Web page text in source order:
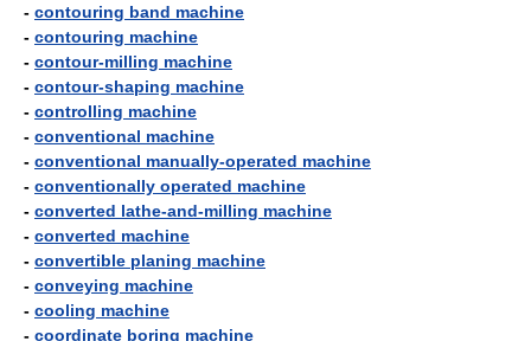
- contouring band machine
- contouring machine
- contour-milling machine
- contour-shaping machine
- controlling machine
- conventional machine
- conventional manually-operated machine
- conventionally operated machine
- converted lathe-and-milling machine
- converted machine
- convertible planing machine
- conveying machine
- cooling machine
- coordinate boring machine